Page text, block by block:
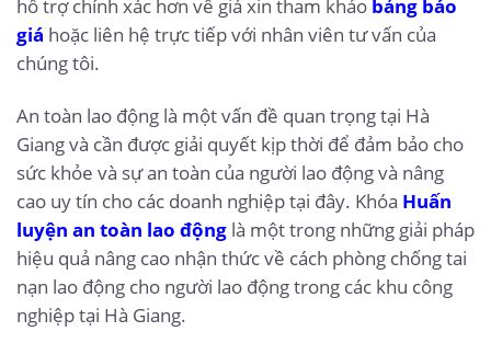
hỗ trợ chính xác hơn về giá xin tham khảo bảng báo
giá hoặc liên hệ trực tiếp với nhân viên tư vấn của
chúng tôi.
An toàn lao động là một vấn đề quan trọng tại Hà
Giang và cần được giải quyết kịp thời để đảm bảo cho
sức khỏe và sự an toàn của người lao động và nâng
cao uy tín cho các doanh nghiệp tại đây. Khóa Huấn
luyện an toàn lao động là một trong những giải pháp
hiệu quả nâng cao nhận thức về cách phòng chống tai
nạn lao động cho người lao động trong các khu công
nghiệp tại Hà Giang.